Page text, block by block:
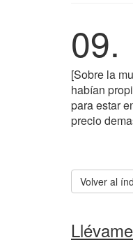
09.
[Sobre la
habían
para estar
precio
Volver al